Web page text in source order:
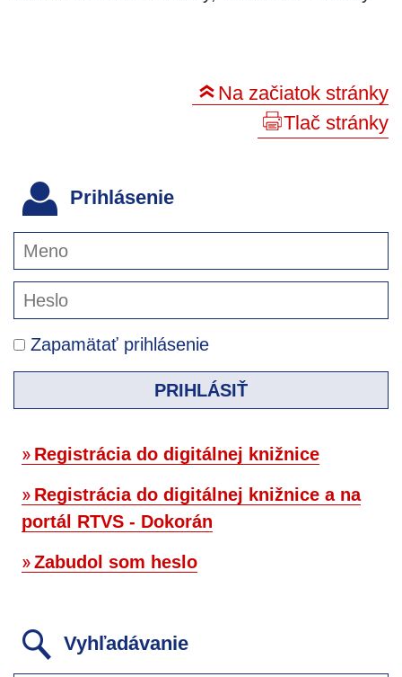
Na začiatok stránky
Tlač stránky
Prihlásenie
Zapamätať prihlásenie
PRIHLÁSIŤ
Registrácia do digitálnej knižnice
Registrácia do digitálnej knižnice a na
portál RTVS - Dokorán
Zabudol som heslo
Vyhľadávanie